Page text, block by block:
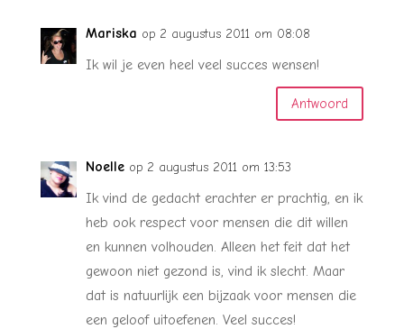
Mariska op 2 augustus 2011 om 08:08
Ik wil je even heel veel succes wensen!
Antwoord
Noelle op 2 augustus 2011 om 13:53
Ik vind de gedacht erachter er prachtig, en ik
heb ook respect voor mensen die dit willen
en kunnen volhouden. Alleen het feit dat het
gewoon niet gezond is, vind ik slecht. Maar
dat is natuurlijk een bijzaak voor mensen die
een geloof uitoefenen. Veel succes!